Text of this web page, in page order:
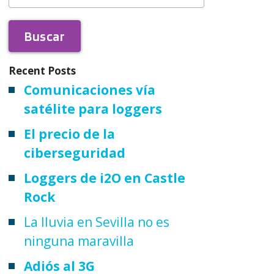
Recent Posts
Comunicaciones vía
satélite para loggers
El precio de la
ciberseguridad
Loggers de i2O en Castle
Rock
La lluvia en Sevilla no es
ninguna maravilla
Adiós al 3G